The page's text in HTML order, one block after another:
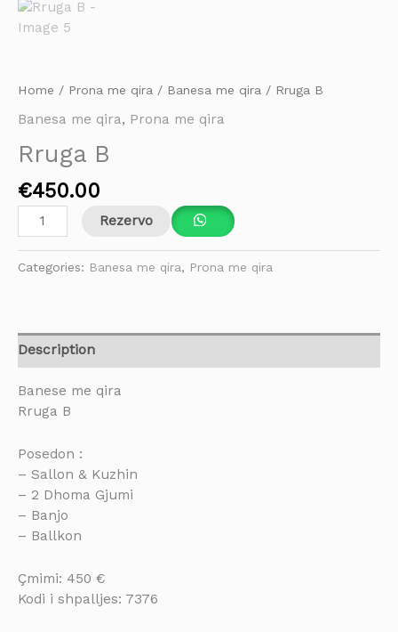
Home / Prona me qira / Banesa me qira / Rruga B
Banesa me qira, Prona me qira
Rruga B
€450.00
Rezervo
Categories: Banesa me qira, Prona me qira
Description
Banese me qira
Rruga B
Posedon :
– Sallon & Kuzhin
– 2 Dhoma Gjumi
– Banjo
– Ballkon
Çmimi: 450 €
Kodi i shpalljes: 7376